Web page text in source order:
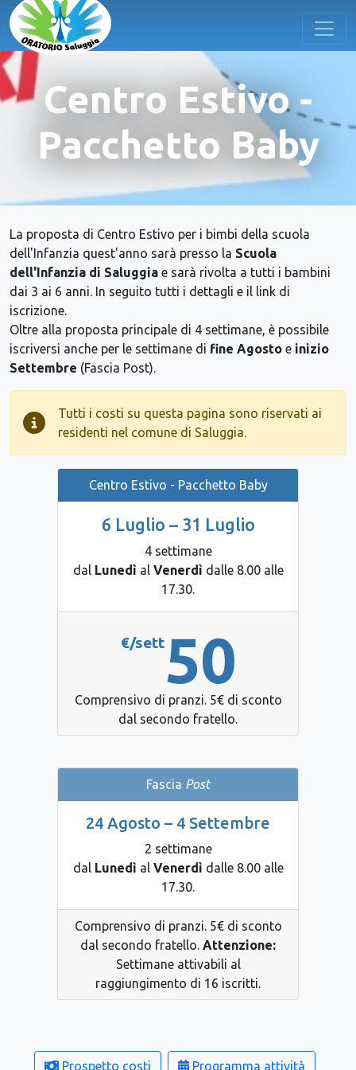
Centro Estivo -
Pacchetto Baby
La proposta di Centro Estivo per i bimbi della scuola
dell'Infanzia quest'anno sarà presso la Scuola
dell'Infanzia di Saluggia e sarà rivolta a tutti i bambini
dai 3 ai 6 anni. In seguito tutti i dettagli e il link di
iscrizione.
Oltre alla proposta principale di 4 settimane, è possibile
iscriversi anche per le settimane di fine Agosto e inizio
Settembre (Fascia Post).
Tutti i costi su questa pagina sono riservati ai
residenti nel comune di Saluggia.
Centro Estivo - Pacchetto Baby
6 Luglio – 31 Luglio
4 settimane
dal Lunedì al Venerdì dalle 8.00 alle
17.30.
€/sett50
Comprensivo di pranzi. 5€ di sconto
dal secondo fratello.
Fascia Post
24 Agosto – 4 Settembre
2 settimane
dal Lunedì al Venerdì dalle 8.00 alle
17.30.
Comprensivo di pranzi. 5€ di sconto
dal secondo fratello. Attenzione:
Settimane attivabili al
raggiungimento di 16 iscritti.
Prospetto costi Programma attività